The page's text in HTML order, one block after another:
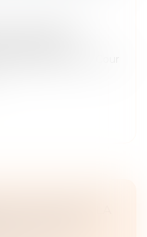
concurrence
distribution a
significatif de la Cour
: SEULE LA
ÊTRE